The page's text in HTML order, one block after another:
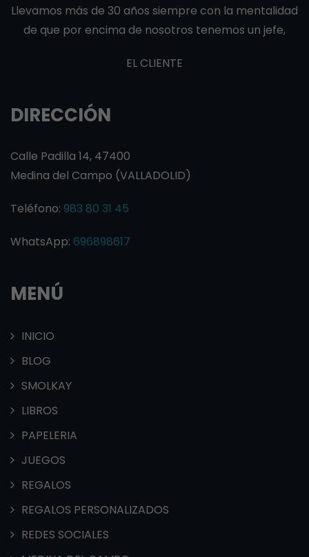
Llevamos más de 30 años siempre con la mentalidad
de que por encima de nosotros tenemos un jefe,
EL CLIENTE
DIRECCIÓN
Calle Padilla 14, 47400
Medina del Campo (VALLADOLID)
Teléfono: 983 80 31 45
WhatsApp: 696898617
MENÚ
INICIO
BLOG
SMOLKAY
LIBROS
PAPELERIA
JUEGOS
REGALOS
REGALOS PERSONALIZADOS
REDES SOCIALES